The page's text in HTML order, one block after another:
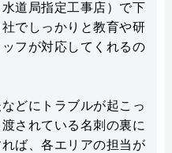
道局指定工事店）で下
でしっかりと教育や研
フが対応してくれるの
どにトラブルが起こっ
されている名刺の裏に
ば、各エリアの担当が